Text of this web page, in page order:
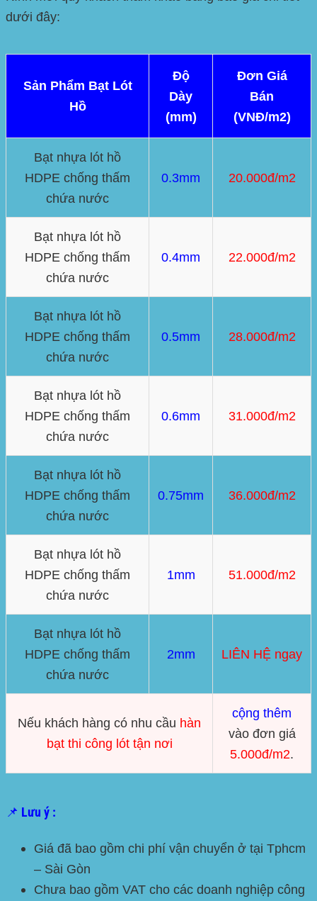
dưới đây:
Sản Phẩm Bạt Lót
Hồ
Độ
Dày
(mm)
Đơn Giá
Bán
(VNĐ/m2)
Bạt nhựa lót hồ
HDPE chống thấm
chứa nước
0.3mm 20.000đ/m2
Bạt nhựa lót hồ
HDPE chống thấm
chứa nước
0.4mm 22.000đ/m2
Bạt nhựa lót hồ
HDPE chống thấm
chứa nước
0.5mm 28.000đ/m2
Bạt nhựa lót hồ
HDPE chống thấm
chứa nước
0.6mm 31.000đ/m2
Bạt nhựa lót hồ
HDPE chống thấm
chứa nước
0.75mm 36.000đ/m2
Bạt nhựa lót hồ
HDPE chống thấm
chứa nước
1mm 51.000đ/m2
Bạt nhựa lót hồ
HDPE chống thấm
chứa nước
2mm LIÊN HỆ ngay
Nếu khách hàng có nhu cầu hàn
bạt thi công lót tận nơi
cộng thêm
vào đơn giá
5.000đ/m2.
📌 Lưu ý :
Giá đã bao gồm chi phí vận chuyển ở tại Tphcm
– Sài Gòn
Chưa bao gồm VAT cho các doanh nghiệp công